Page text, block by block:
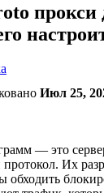
прокси
Июл 25,
— это
Их
обходить